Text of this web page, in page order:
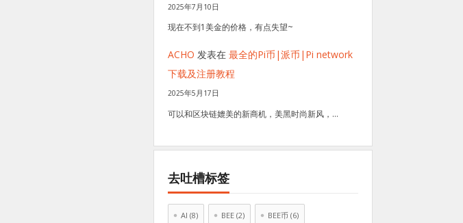
2025年7月10日
现在不到1美金的价格，有点失望~
ACHO 发表在 最全的Pi币|派币|Pi network
下载及注册教程
2025年5月17日
可以和区块链媲美的新商机，美黑时尚新风，…
去吐槽标签
AI (8) BEE (2) BEE币 (6)